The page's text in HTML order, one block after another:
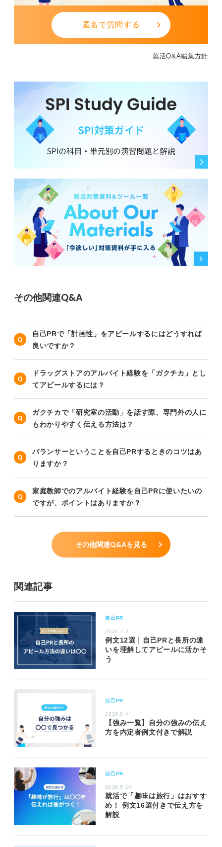
匿名で質問する
就活Q&A編集方針
その他関連Q&A
自己PRで「計画性」をアピールするにはどうすれば
良いですか？
ドラッグストアのアルバイト経験を「ガクチカ」とし
てアピールするには？
ガクチカで「研究室の活動」を話す際、専門外の人に
もわかりやすく伝える方法は？
バランサーということを自己PRするときのコツはあ
りますか？
家庭教師でのアルバイト経験を自己PRに使いたいの
ですが、ポイントはありますか？
その他関連Q&Aを見る
関連記事
自己PR
2026.7.2
例文12選｜自己PRと長所の違
いを理解してアピールに活かそ
う
自己PR
2026.8.4
【強み一覧】自分の強みの伝え
方を内定者例文付きで解説
自己PR
2026.5.14
就活で「趣味は旅行」はおすす
め！ 例文16選付きで伝え方を
解説